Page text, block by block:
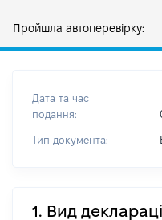
Пройшла автоперевірку:
Дата та час
подання:
Тип документа:
1. Вид